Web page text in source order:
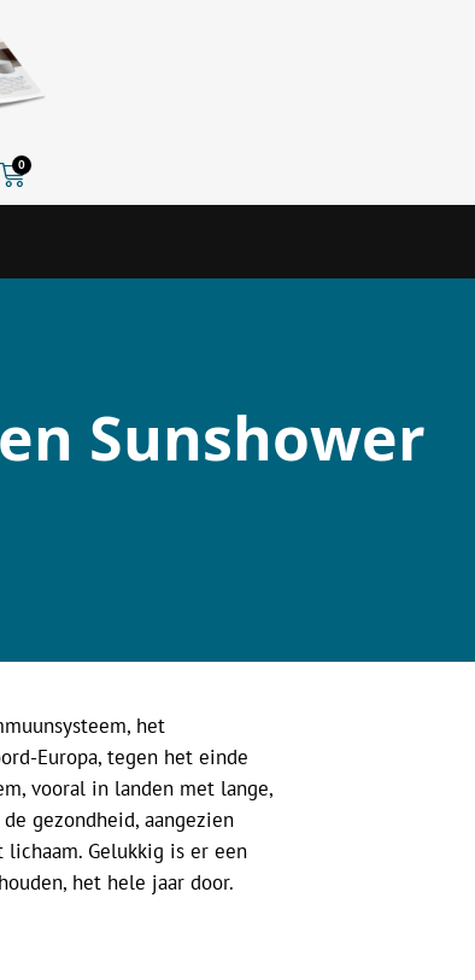
0
Winkelwagen
Sunshower
het
Europa, tegen het einde
vooral in landen met lange,
gezondheid, aangezien
Gelukkig is er een
het hele jaar door.